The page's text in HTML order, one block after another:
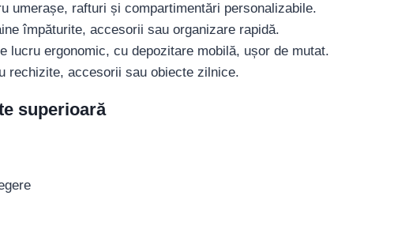
umerașe, rafturi și compartimentări personalizabile.
împăturite, accesorii sau organizare rapidă.
lucru ergonomic, cu depozitare mobilă, ușor de mutat.
rechizite, accesorii sau obiecte zilnice.
superioară